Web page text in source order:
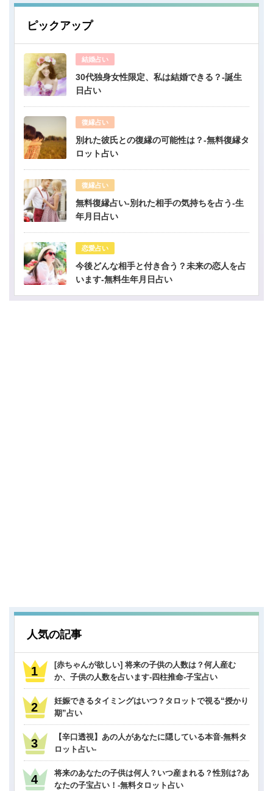
ピックアップ
結婚占い
30代独身女性限定、私は結婚できる？-誕生
日占い
復縁占い
別れた彼氏との復縁の可能性は？-無料復縁タ
ロット占い
復縁占い
無料復縁占い-別れた相手の気持ちを占う-生
年月日占い
恋愛占い
今後どんな相手と付き合う？未来の恋人を占
います-無料生年月日占い
人気の記事
[赤ちゃんが欲しい] 将来の子供の人数は？何人産む
か、子供の人数を占います-四柱推命-子宝占い
妊娠できるタイミングはいつ？タロットで視る“授かり
期”占い
【辛口透視】あの人があなたに隠している本音-無料タ
ロット占い-
将来のあなたの子供は何人？いつ産まれる？性別は?あ
なたの子宝占い！-無料タロット占い